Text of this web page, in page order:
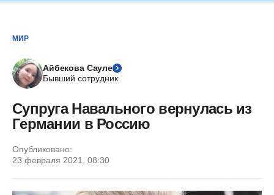
МИР
Айбекова Сауле
Бывший сотрудник
Супруга Навального вернулась из
Германии в Россию
Опубликовано:
23 февраля 2021, 08:30